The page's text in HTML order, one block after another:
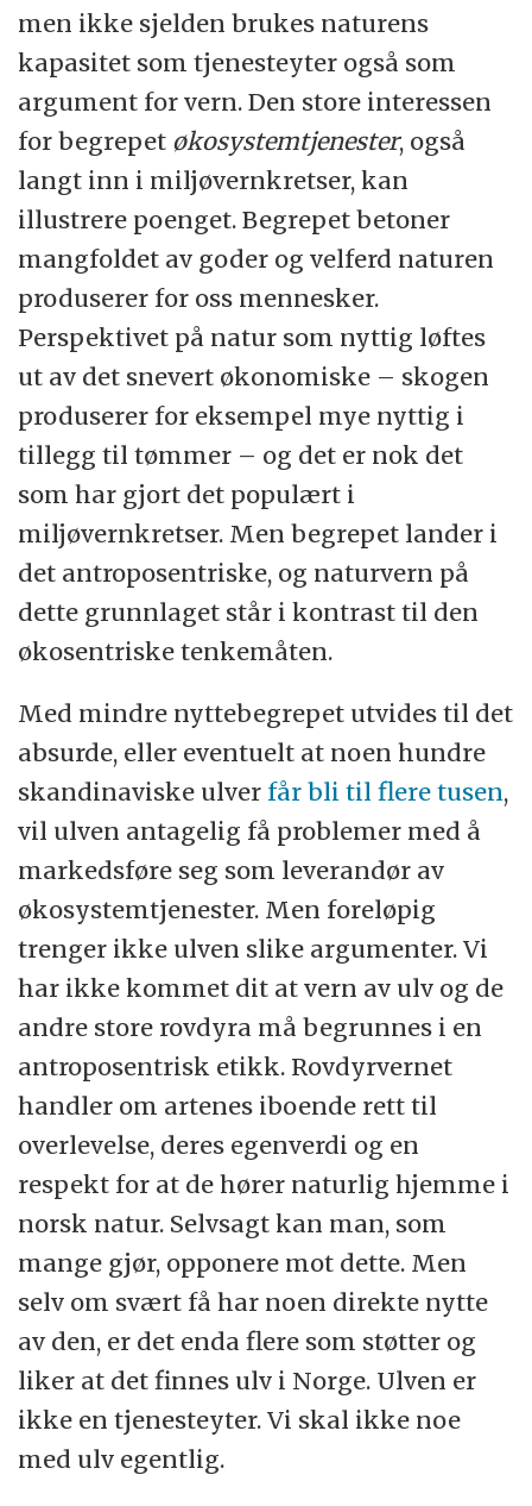
men ikke sjelden brukes naturens
kapasitet som tjenesteyter også som
argument for vern. Den store interessen
for begrepet økosystemtjenester, også
langt inn i miljøvernkretser, kan
illustrere poenget. Begrepet betoner
mangfoldet av goder og velferd naturen
produserer for oss mennesker.
Perspektivet på natur som nyttig løftes
ut av det snevert økonomiske – skogen
produserer for eksempel mye nyttig i
tillegg til tømmer – og det er nok det
som har gjort det populært i
miljøvernkretser. Men begrepet lander i
det antroposentriske, og naturvern på
dette grunnlaget står i kontrast til den
økosentriske tenkemåten.
Med mindre nyttebegrepet utvides til det
absurde, eller eventuelt at noen hundre
skandinaviske ulver får bli til flere tusen,
vil ulven antagelig få problemer med å
markedsføre seg som leverandør av
økosystemtjenester. Men foreløpig
trenger ikke ulven slike argumenter. Vi
har ikke kommet dit at vern av ulv og de
andre store rovdyra må begrunnes i en
antroposentrisk etikk. Rovdyrvernet
handler om artenes iboende rett til
overlevelse, deres egenverdi og en
respekt for at de hører naturlig hjemme i
norsk natur. Selvsagt kan man, som
mange gjør, opponere mot dette. Men
selv om svært få har noen direkte nytte
av den, er det enda flere som støtter og
liker at det finnes ulv i Norge. Ulven er
ikke en tjenesteyter. Vi skal ikke noe
med ulv egentlig.